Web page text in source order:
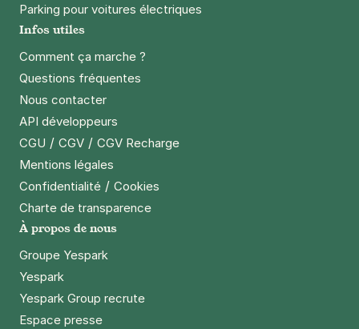
Parking pour voitures électriques
Infos utiles
Comment ça marche ?
Questions fréquentes
Nous contacter
API développeurs
CGU / CGV / CGV Recharge
Mentions légales
Confidentialité / Cookies
Charte de transparence
À propos de nous
Groupe Yespark
Yespark
Yespark Group recrute
Espace presse